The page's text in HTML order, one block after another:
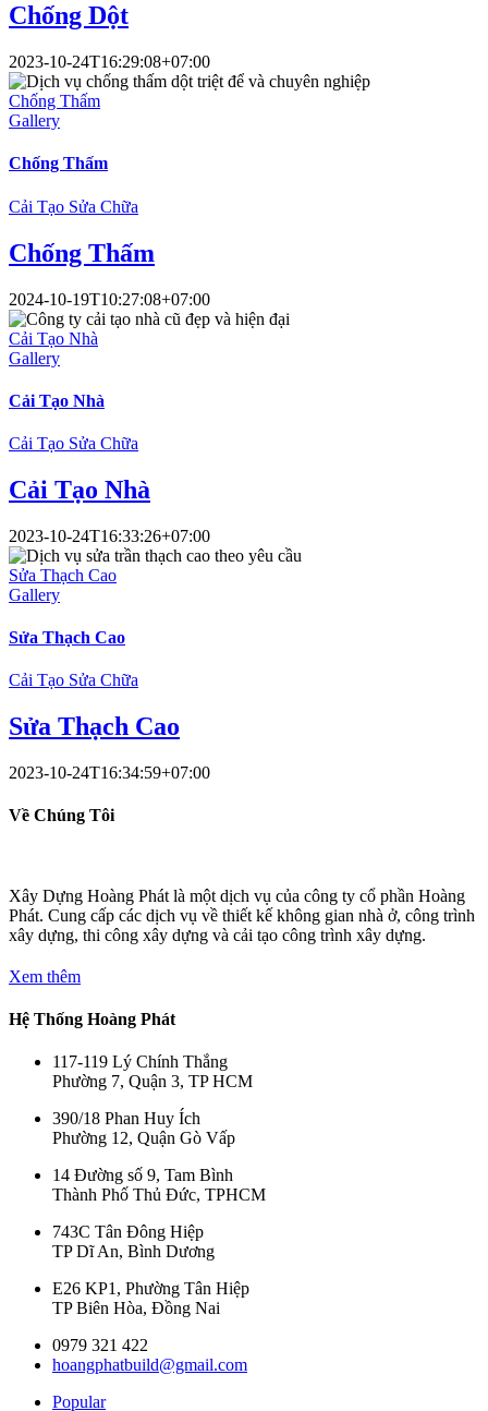
Chống Dột
2023-10-24T16:29:08+07:00
Chống Thấm
Gallery
Chống Thấm
Cải Tạo Sửa Chữa
Chống Thấm
2024-10-19T10:27:08+07:00
Cải Tạo Nhà
Gallery
Cải Tạo Nhà
Cải Tạo Sửa Chữa
Cải Tạo Nhà
2023-10-24T16:33:26+07:00
Sửa Thạch Cao
Gallery
Sửa Thạch Cao
Cải Tạo Sửa Chữa
Sửa Thạch Cao
2023-10-24T16:34:59+07:00
Về Chúng Tôi
Xây Dựng Hoàng Phát là một dịch vụ của công ty cổ phần Hoàng
Phát. Cung cấp các dịch vụ về thiết kế không gian nhà ở, công trình
xây dựng, thi công xây dựng và cải tạo công trình xây dựng.
Xem thêm
Hệ Thống Hoàng Phát
117-119 Lý Chính Thắng
Phường 7, Quận 3, TP HCM
390/18 Phan Huy Ích
Phường 12, Quận Gò Vấp
14 Đường số 9, Tam Bình
Thành Phố Thủ Đức, TPHCM
743C Tân Đông Hiệp
TP Dĩ An, Bình Dương
E26 KP1, Phường Tân Hiệp
TP Biên Hòa, Đồng Nai
0979 321 422
hoangphatbuild@gmail.com
Popular